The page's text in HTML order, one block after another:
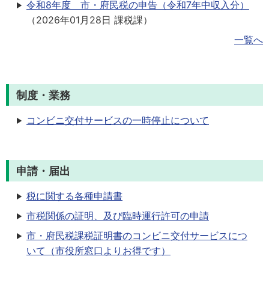
令和8年度 市・府民税の申告（令和7年中収入分）
（2026年01月28日 課税課）
一覧へ
制度・業務
コンビニ交付サービスの一時停止について
申請・届出
税に関する各種申請書
市税関係の証明、及び臨時運行許可の申請
市・府民税課税証明書のコンビニ交付サービスにつ
いて（市役所窓口よりお得です）